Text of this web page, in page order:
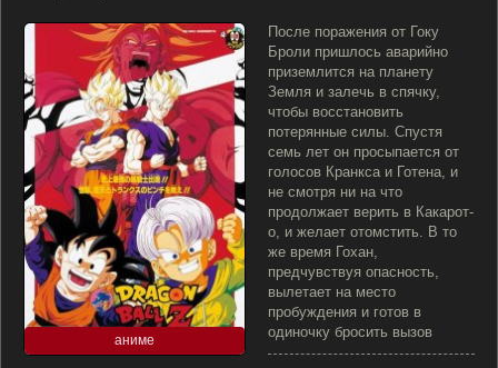
аниме
После поражения от Гоку
Броли пришлось аварийно
приземлится на планету
Земля и залечь в спячку,
чтобы восстановить
потерянные силы. Спустя
семь лет он просыпается от
голосов Кранкса и Готена, и
не смотря ни на что
продолжает верить в Какарот-
о, и желает отомстить. В то
же время Гохан,
предчувствуя опасность,
вылетает на место
пробуждения и готов в
одиночку бросить вызов